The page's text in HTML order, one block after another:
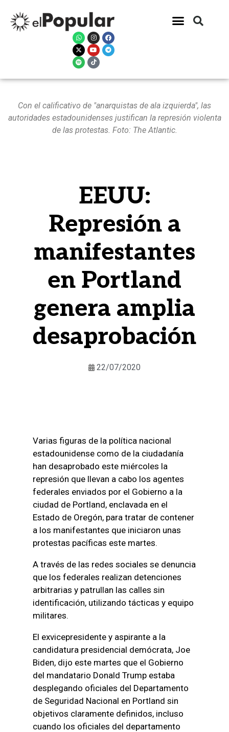
Con el calificativo de "anarquistas de ala izquierda", las
autoridades estadounidenses justifican la represión violenta
de las protestas. Foto: The Atlantic.
EEUU:
Represión a
manifestantes
en Portland
genera amplia
desaprobación
22/07/2020
Varias figuras de la política nacional
estadounidense como de la ciudadanía
han desaprobado este miércoles la
represión que llevan a cabo los agentes
federales enviados por el Gobierno a la
ciudad de Portland, enclavada en el
Estado de Oregón, para tratar de contener
a los manifestantes que iniciaron unas
protestas pacíficas este martes.
A través de las redes sociales se denuncia
que los federales realizan detenciones
arbitrarias y patrullan las calles sin
identificación, utilizando tácticas y equipo
militares.
El exvicepresidente y aspirante a la
candidatura presidencial demócrata, Joe
Biden, dijo este martes que el Gobierno
del mandatario Donald Trump estaba
desplegando oficiales del Departamento
de Seguridad Nacional en Portland sin
objetivos claramente definidos, incluso
cuando los oficiales del departamento